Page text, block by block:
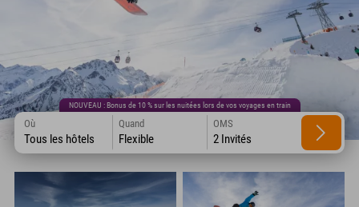
NOUVEAU : Bonus de 10 % sur les nuitées lors de vos voyages en train
Où
Tous les hôtels
Quand
Flexible
OMS
2 Invités